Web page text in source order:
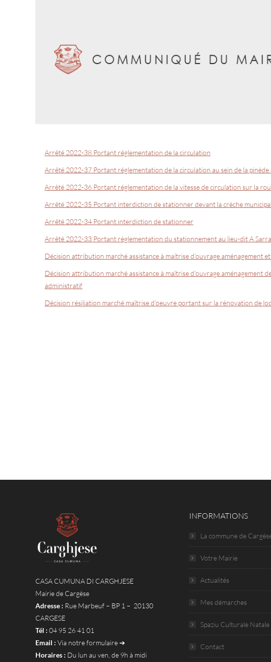
Arrêté 2022-38 Portant réglementation de la circulation
Arrêté 2022-37 Portant réglementation de la circulation au sein de la
Arrêté 2022-36 Portant réglementation de la vitesse de circulation sur la
Arrêté 2022-35 Portant interdiction de stationner devant la crèche
Arrêté 2022-34 Portant interdiction de stationner
Arrêté 2022-33 Portant réglementation du stationnement au lieu-dit A Sarra
Décision attribution marché assistance à maîtrise d’ouvrage aménagement
Décision attribution marché assistance à maîtrise d’ouvrage aménagement
administratif
Décision résiliation marché maîtrise d’oeuvre portant sur la rénovation de
CASA CUMUNA DI CARGHJESE
Mairie de Cargèse
Adresse : Rue Marbeuf – BP 1 – 20130
CARGESE
Tél : 04 95 26 41 01
Email : Via notre formulaire ➔
Horaires : Du lun au ven, de 9h à midi
INFORMATIONS
La commune de
Votre Mairie
Actualités
Mes démarches
Spaziu Culturale Natale
Contact